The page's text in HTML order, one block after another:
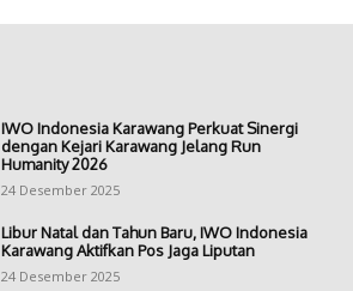
IWO Indonesia Karawang Perkuat Sinergi
dengan Kejari Karawang Jelang Run
Humanity 2026
24 Desember 2025
Libur Natal dan Tahun Baru, IWO Indonesia
Karawang Aktifkan Pos Jaga Liputan
24 Desember 2025